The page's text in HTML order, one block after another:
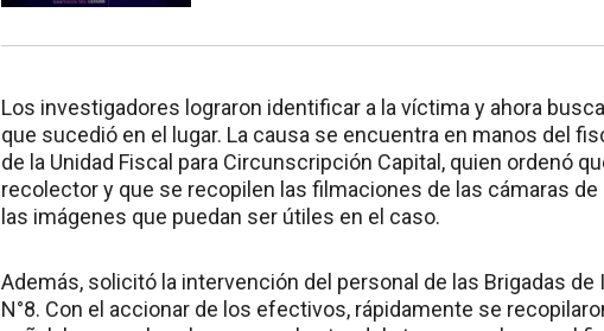
Los investigadores lograron identificar a la víctima y ahora
que sucedió en el lugar. La causa se encuentra en manos del
de la Unidad Fiscal para Circunscripción Capital, quien ordenó
recolector y que se recopilen las filmaciones de las cámaras de
las imágenes que puedan ser útiles en el caso.
Además, solicitó la intervención del personal de las Brigadas
N°8. Con el accionar de los efectivos, rápidamente se